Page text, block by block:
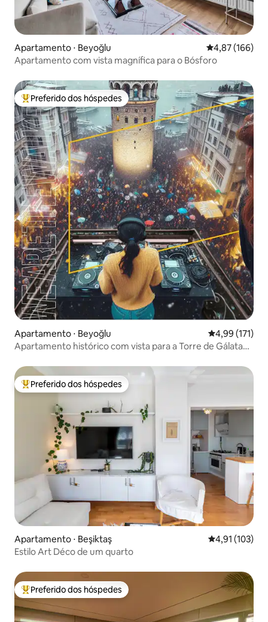
Apartamento ⋅ Beyoğlu 4,87 de uma
4,87 (166)
Apartamento com vista magnífica para o Bósforo
Entre os melhores preferidos dos hóspedes
Preferido dos hóspedes
Apartamento ⋅ Beyoğlu 4,99 de uma
4,99 (171)
Apartamento histórico com vista para a Torre de Gálata
Entre os melhores preferidos dos hóspedes
Preferido dos hóspedes
Apartamento ⋅ Beşiktaş 4,91 de uma
4,91 (103)
Estilo Art Déco de um quarto
Entre os melhores preferidos dos hóspedes
Preferido dos hóspedes